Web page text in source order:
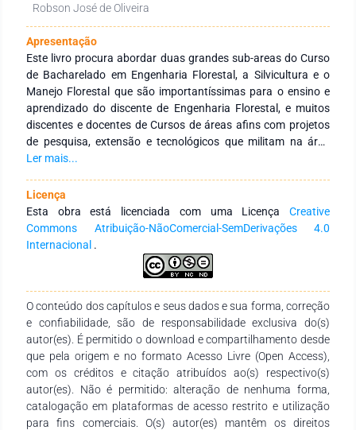
Robson José de Oliveira
Apresentação
Este livro procura abordar duas grandes sub-areas do Curso
de Bacharelado em Engenharia Florestal, a Silvicultura e o
Manejo Florestal que são importantíssimas para o ensino e
aprendizado do discente de Engenharia Florestal, e muitos
discentes e docentes de Cursos de áreas afins com projetos
de pesquisa, extensão e tecnológicos que militam na área
sempre contribuem com trabalhos maravilhosos de norte a
conhecimentos para a população. Essa obra contem 32
capítulos distribuídos em 440 páginas abordando temas
sobre biomassa, ciclagem de nutrientes, conservação,
dendrometria, empreendedorismo, extrativismo,
fitossociologia, inventário florestal, manejo, nutriao mineral,
outros temas relevantes dentro dessas sub-areas
supracitadas mas linkando , interligando, com outros cursos
da academia garantindo a assim a interdisciplinaridade de
matérias em outros cursos universitários.
Ler mais...
Licença
Esta obra está licenciada com uma Licença Creative
Commons Atribuição-NãoComercial-SemDerivações 4.0
Internacional .
O conteúdo dos capítulos e seus dados e sua forma, correção
e confiabilidade, são de responsabilidade exclusiva do(s)
autor(es). É permitido o download e compartilhamento desde
que pela origem e no formato Acesso Livre (Open Access),
com os créditos e citação atribuídos ao(s) respectivo(s)
autor(es). Não é permitido: alteração de nenhuma forma,
catalogação em plataformas de acesso restrito e utilização
para fins comerciais. O(s) autor(es) mantêm os direitos